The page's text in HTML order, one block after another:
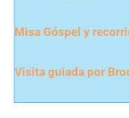
Misa Góspel y
Visita guiada por